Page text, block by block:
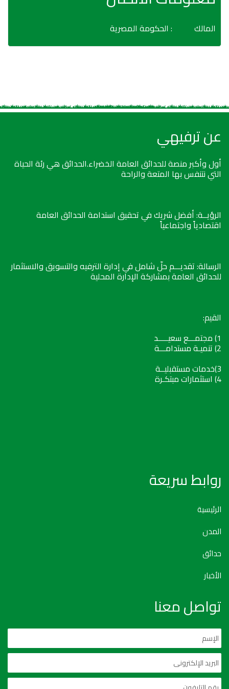
المالك : الحكومة المصرية
عن ترفيهي
أول وأكبر منصة للحدائق العامة الخضراء.الحدائق هي رئة الحياة
التي نتنفس بها المتعة والراحة
الرؤيــة: أفضل شريك في تحقيق استدامة الحدائق العامة
اقتصادياً واجتماعياً
الرسالة: تقديـــم حلّ شامل في إدارة الترفيه والتسويق والاستثمار
للحدائق العامة بمشاركة الإدارة المحلية
القيم:
1) مجتمـــع سعيـــــد
2) تنميـة مستدامـــة
3)خدمات مستقبليــة
4) استثمارات مبتكـرة
روابط سريعة
الرئيسية
المدن
حدائق
الأخبار
تواصل معنا